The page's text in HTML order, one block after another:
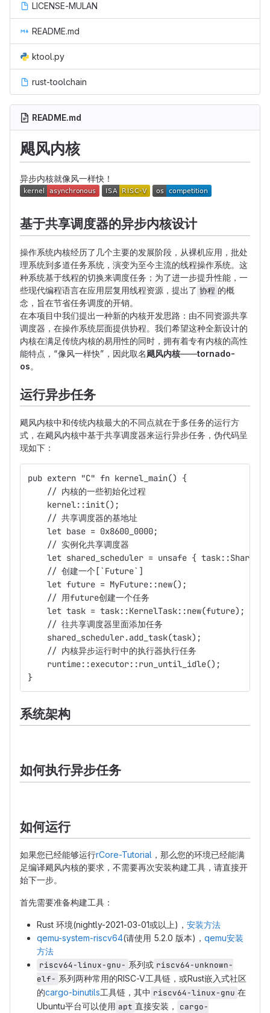
LICENSE-MULAN
README.md
ktool.py
rust-toolchain
README.md
飓风内核
异步内核就像风一样快！
基于共享调度器的异步内核设计
操作系统内核经历了几个主要的发展阶段，从裸机应用，批处
理系统到多道任务系统，演变为至今主流的线程操作系统。这
种系统基于线程的切换来调度任务；为了进一步提升性能，一
些现代编程语言在应用层复用线程资源，提出了 协程 的概
念，旨在节省任务调度的开销。
在本项目中我们提出一种新的内核开发思路：由不同资源共享
调度器，在操作系统层面提供协程。我们希望这种全新设计的
内核在满足传统内核的易用性的同时，拥有着专有内核的高性
能特点，“像风一样快”，因此取名飓风内核——tornado-
os。
运行异步任务
飓风内核中和传统内核最大的不同点就在于多任务的运行方
式，在飓风内核中基于共享调度器来运行异步任务，伪代码呈
现如下：
pub extern "C" fn kernel_main() {
    // 内核的一些初始化过程
    kernel::init();
    // 共享调度器的基地址
    let base = 0x8600_0000;
    // 实例化共享调度器
let shared_scheduler = unsafe {
    // 创建一个[`Future`]
    let future = MyFuture::new();
    // 用future创建一个任务
    let task = task::KernelTask::new(future);
    // 往共享调度器里面添加任务
    shared_scheduler.add_task(task);
    // 内核异步运行时中的执行器执行任务
    runtime::executor::run_until_idle();
}
系统架构
如何执行异步任务
如何运行
如果您已经能够运行rCore-Tutorial ，那么您的环境已经能满
足编译飓风内核的要求，不需要再次安装构建工具，请直接开
始下一步。
首先需要准备构建工具：
Rust 环境(nightly-2021-03-01或以上)， 安装方法
qemu-system-riscv64(请使用 5.2.0 版本)， qemu安装
方法
riscv64-linux-gnu- 系列或 riscv64-unknown-
elf- 系列两种常用的RISC-V工具链，或Rust嵌入式社区
的cargo-binutils工具链，其中 riscv64-linux-gnu 在
Ubuntu平台可以使用 apt 直接安装， cargo-